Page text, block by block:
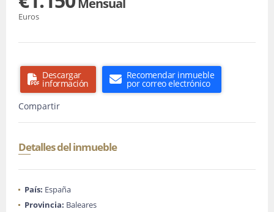
Mensual
Euros
Descargar
información
Recomendar inmueble
por correo electrónico
Compartir
Detalles del inmueble
País: España
Provincia: Baleares